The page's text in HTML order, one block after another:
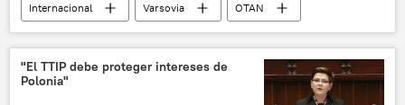
Internacional Varsovia
OTAN
terrorismo
Rusia
Brexit
noticias
"El TTIP debe proteger intereses de
Polonia"